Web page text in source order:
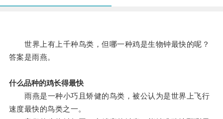
世界上有上千种鸟类，但哪一种鸡是生物钟最快的呢？
答案是雨燕。
什么品种的鸡长得最快
雨燕是一种小巧且矫健的鸟类，被公认为是世界上飞行
速度最快的鸟类之一。